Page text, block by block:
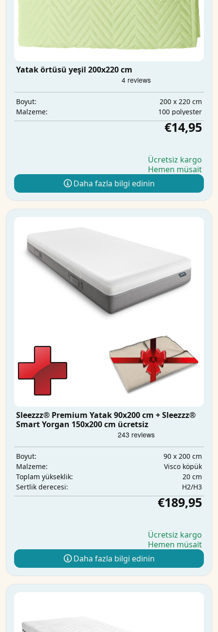
Yatak örtüsü yeşil 200x220 cm
Boyut:
200 x 220 cm
Malzeme:
100 polyester
€14,95
Ücretsiz kargo
Hemen müsait
Daha fazla bilgi edinin
Sleezzz® Premium Yatak 90x200 cm + Sleezzz®
Smart Yorgan 150x200 cm ücretsiz
Boyut:
90 x 200 cm
Malzeme:
Visco köpük
Toplam yükseklik:
20 cm
Sertlik derecesi:
H2/H3
€189,95
Ücretsiz kargo
Hemen müsait
Daha fazla bilgi edinin